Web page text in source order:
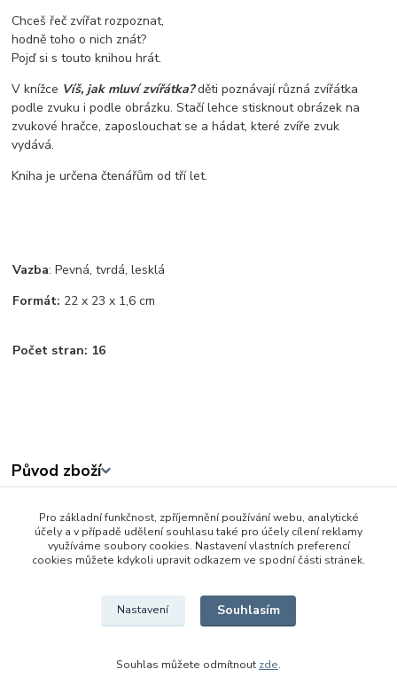
Chceš řeč zvířat rozpoznat,
hodně toho o nich znát?
Pojď si s touto knihou hrát.
V knížce Víš, jak mluví zvířátka?děti poznávají různá zvířátka
podle zvuku i podle obrázku. Stačí lehce stisknout obrázek na
zvukové hračce, zaposlouchat se a hádat, které zvíře zvuk
vydává.
Kniha je určena čtenářům od tří let.
Vazba:Pevná, tvrdá, lesklá
Formát: 22 x 23 x 1,6 cm
Počet stran: 16
Původ zboží
Zboží zařazeno v kategoriích
Baby hračky od 0 - 3 let
Pro základní funkčnost, zpříjemnění používání webu, analytické
účely a v případě udělení souhlasu také pro účely cílení reklamy
využíváme soubory cookies. Nastavení vlastních preferencí
cookies můžete kdykoli upravit odkazem ve spodní části stránek.
Nastavení Souhlasím
Souhlas můžete odmítnout zde.